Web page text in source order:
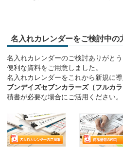
名入れカレンダーをご検討中の
名入れカレンダーのご検討ありがと
便利な資料をご用意しました。
名入れカレンダーをこれから新規に
ブンデイズセブンカラーズ（フルカラ
積書が必要な場合にご活用ください。